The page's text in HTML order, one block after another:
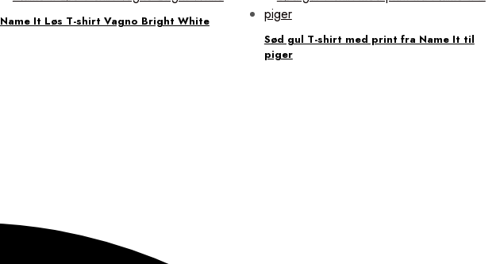
Name It Løs T-shirt Vagno Bright White
Sød gul T-shirt med print fra Name It til
piger